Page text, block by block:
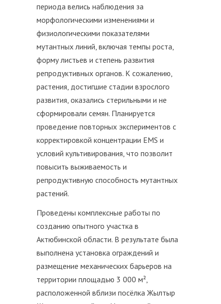
периода велись наблюдения за
морфологическими изменениями и
физиологическими показателями
мутантных линий, включая темпы роста,
форму листьев и степень развития
репродуктивных органов. К сожалению,
растения, достигшие стадии взрослого
развития, оказались стерильными и не
сформировали семян. Планируется
проведение повторных экспериментов с
корректировкой концентрации EMS и
условий культивирования, что позволит
повысить выживаемость и
репродуктивную способность мутантных
растений.
Проведены комплексные работы по
созданию опытного участка в
Актюбинской области. В результате была
выполнена установка ограждений и
размещение механических барьеров на
территории площадью 3 000 м²,
расположенной вблизи посёлка Жылтыр